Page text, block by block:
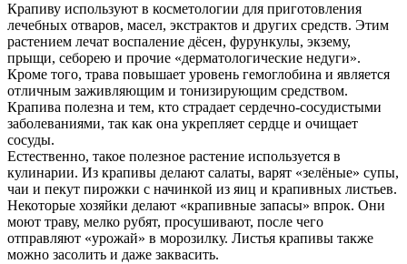
Крапиву используют в косметологии для приготовления
лечебных отваров, масел, экстрактов и других средств. Этим
растением лечат воспаление дёсен, фурункулы, экзему,
прыщи, себорею и прочие «дерматологические недуги».
Кроме того, трава повышает уровень гемоглобина и является
отличным заживляющим и тонизирующим средством.
Крапива полезна и тем, кто страдает сердечно-сосудистыми
заболеваниями, так как она укрепляет сердце и очищает
сосуды.
Естественно, такое полезное растение используется в
кулинарии. Из крапивы делают салаты, варят «зелёные» супы,
чаи и пекут пирожки с начинкой из яиц и крапивных листьев.
Некоторые хозяйки делают «крапивные запасы» впрок. Они
моют траву, мелко рубят, просушивают, после чего
отправляют «урожай» в морозилку. Листья крапивы также
можно засолить и даже заквасить.